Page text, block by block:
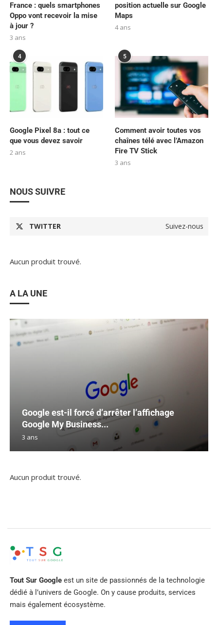
France : quels smartphones
Oppo vont recevoir la mise
à jour ?
3 ans
position actuelle sur Google
Maps
4 ans
4
Google Pixel 8a : tout ce
que vous devez savoir
2 ans
5
Comment avoir toutes vos
chaînes télé avec l’Amazon
Fire TV Stick
3 ans
NOUS SUIVRE
TWITTER Suivez-nous
Aucun produit trouvé.
A LA UNE
Google est-il forcé d’arrêter l’affichage
Google My Business...
3 ans
Aucun produit trouvé.
Tout Sur Google est un site de passionnés de la technologie
dédié à l’univers de Google. On y cause produits, services
mais également écosystème.